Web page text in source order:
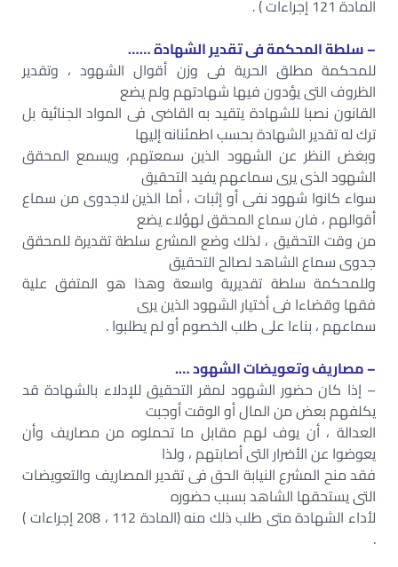
المادة 121 إجراءات ) .
– سلطة المحكمة فى تقدير الشهادة ……
للمحكمة مطلق الحرية فى وزن أقوال الشهود ، وتقدير
الظروف التى يؤدون فيها شهادتهم ولم يضع
القانون نصبا للشهادة يتقيد به القاضى فى المواد الجنائية بل
ترك له تقدير الشهادة بحسب اطمئنانه إليها
وبغض النظر عن الشهود الذين سمعتهم، ويسمع المحقق
الشهود الذى يرى سماعهم يفيد التحقيق
سواء كانوا شهود نفى أو إثبات ، أما الذين لاجدوى من سماع
أقوالهم ، فان سماع المحقق لهؤلاء يضع
من وقت التحقيق ، لذلك وضع المشرع سلطة تقديرة للمحقق
جدوى سماع الشاهد لصالح التحقيق
وللمحكمة سلطة تقديرية واسعة وهذا هو المتفق علية
فقها وقضاءا فى أختيار الشهود الذين يرى
سماعهم ، بناءا على طلب الخصوم أو لم يطلبوا .
– مصاريف وتعويضات الشهود ….
– إذا كان حضور الشهود لمقر التحقيق للإدلاء بالشهادة قد
يكلفهم بعض من المال أو الوقت أوجبت
العدالة ، أن يوف لهم مقابل ما تحملوه من مصاريف وأن
يعوضوا عن الأضرار التى أصابتهم ، ولذا
فقد منح المشرع النيابة الحق فى تقدير المصاريف والتعويضات
التى يستحقها الشاهد بسبب حضوره
لأداء الشهادة متى طلب ذلك منه (المادة 112 ، 208 إجراءات )
.